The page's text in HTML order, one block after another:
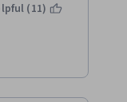
(11)